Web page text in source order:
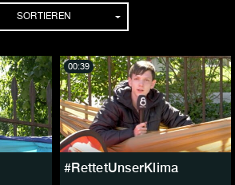
SORTIEREN
#RettetUnserKlima
00:39